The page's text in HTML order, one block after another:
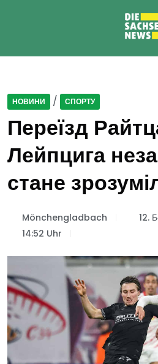
НОВИНИ / СПОРТУ
Переїзд
Лейпцига
стане
Mönchengladbach
12.
14:52 Uhr